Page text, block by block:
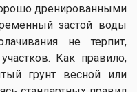
дренированными
застой воды
не терпит,
Как правило,
грунт весной или